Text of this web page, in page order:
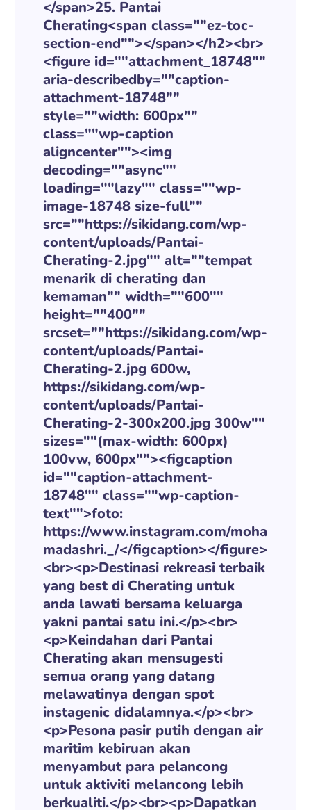
</span>25. Pantai
Cherating<span class=""ez-toc-
section-end""></span></h2><br>
<figure id=""attachment_18748""
aria-describedby=""caption-
attachment-18748""
style=""width: 600px""
class=""wp-caption
aligncenter""><img
decoding=""async""
loading=""lazy"" class=""wp-
image-18748 size-full""
src=""https://sikidang.com/wp-
content/uploads/Pantai-
Cherating-2.jpg"" alt=""tempat
menarik di cherating dan
kemaman"" width=""600""
height=""400""
srcset=""https://sikidang.com/wp-
content/uploads/Pantai-
Cherating-2.jpg 600w,
https://sikidang.com/wp-
content/uploads/Pantai-
Cherating-2-300x200.jpg 300w""
sizes=""(max-width: 600px)
100vw, 600px""><figcaption
id=""caption-attachment-
18748"" class=""wp-caption-
text"">foto:
https://www.instagram.com/moha
madashri._/</figcaption></figure>
<br><p>Destinasi rekreasi terbaik
yang best di Cherating untuk
anda lawati bersama keluarga
yakni pantai satu ini.</p><br>
<p>Keindahan dari Pantai
Cherating akan mensugesti
semua orang yang datang
melawatinya dengan spot
instagenic didalamnya.</p><br>
<p>Pesona pasir putih dengan air
maritim kebiruan akan
menyambut para pelancong
untuk aktiviti melancong lebih
berkualiti.</p><br><p>Dapatkan